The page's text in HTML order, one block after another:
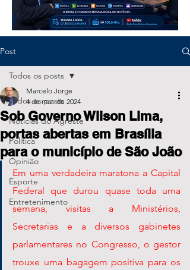
Post
Todos os posts
Notícias do Agreste
Política
Opinião
Esporte
Entretenimento
Todos os posts
Sob Governo Wilson Lima,
portas abertas em Brasília
para o município de São João
Marcelo Jorge
4 de mar. de 2024
Em uma verdadeira maratona a Capital
Federal que durou quase toda uma
semana, visitas a Ministérios,
Secretarias e a diversos gabinetes
parlamentares no Congresso, o gestor
trouxe uma bagagem positiva para os